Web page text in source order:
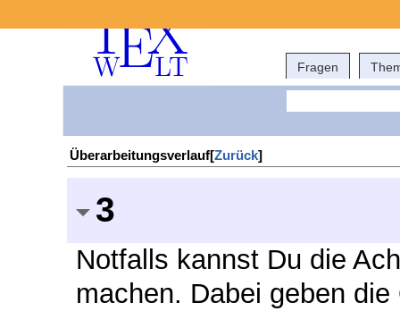
Fragen
Überarbeitungsverlauf[Zurück]
3
Notfalls kannst Du die
machen. Dabei geben